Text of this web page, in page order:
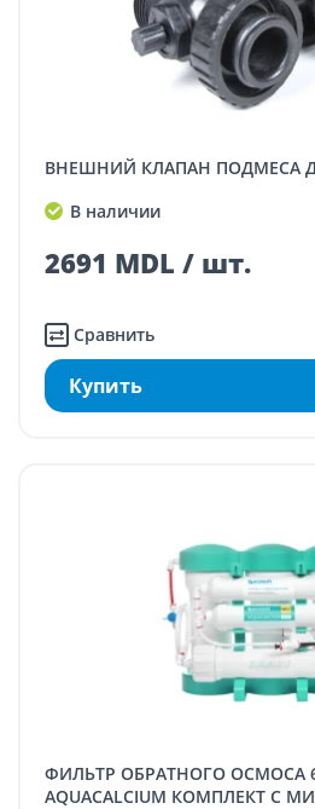
ВНЕШНИЙ КЛАПАН ПОДМЕСА
В наличии
2691 MDL / шт.
Сравнить
Купить
ФИЛЬТР ОБРАТНОГО ОСМОСА 6-50 ECOSOFT P'URE
AQUACALCIUM КОМПЛЕКТ С